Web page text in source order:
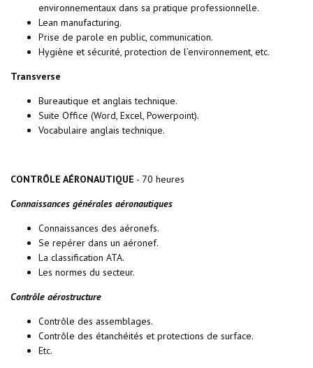
environnementaux dans sa pratique professionnelle.
Lean manufacturing.
Prise de parole en public, communication.
Hygiène et sécurité, protection de l’environnement, etc.
Transverse
Bureautique et anglais technique.
Suite Office (Word, Excel, Powerpoint).
Vocabulaire anglais technique.
CONTRÔLE AÉRONAUTIQUE - 70 heures
Connaissances générales aéronautiques
Connaissances des aéronefs.
Se repérer dans un aéronef.
La classification ATA.
Les normes du secteur.
Contrôle aérostructure
Contrôle des assemblages.
Contrôle des étanchéités et protections de surface.
Etc.